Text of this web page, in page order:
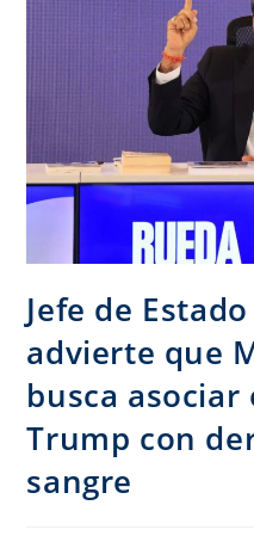
Jefe de
advierte que
busca asociar
Trump con
sangre